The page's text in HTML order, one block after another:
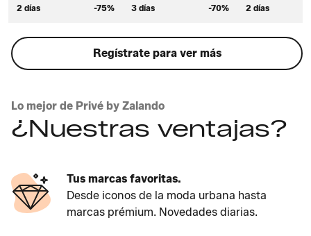
2 días -75% 3 días -70% 2 días
Regístrate para ver más
Lo mejor de Privé by Zalando
¿Nuestras ventajas?
Tus marcas favoritas.
Desde iconos de la moda urbana hasta
marcas prémium. Novedades diarias.